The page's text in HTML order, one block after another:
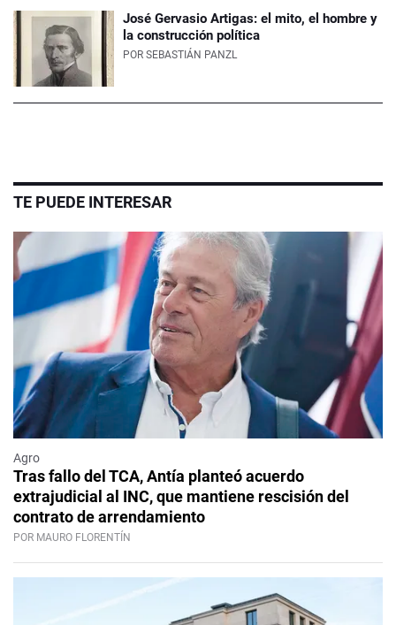
José Gervasio Artigas: el mito, el hombre y
la construcción política
POR SEBASTIÁN PANZL
TE PUEDE INTERESAR
Agro
Tras fallo del TCA, Antía planteó acuerdo
extrajudicial al INC, que mantiene rescisión del
contrato de arrendamiento
POR MAURO FLORENTÍN